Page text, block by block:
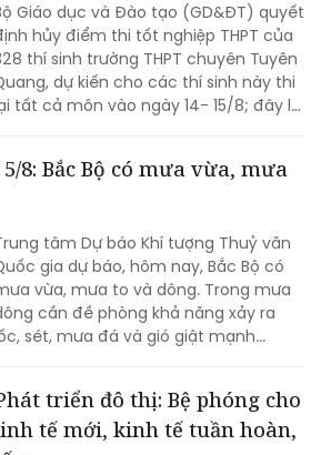
Giáo dục và Đào tạo (GD&ĐT) quyết
hủy điểm thi tốt nghiệp THPT của
thí sinh trường THPT chuyên Tuyên
dự kiến cho các thí sinh này thi
tất cả môn vào ngày 14- 15/8; đây là
Đại diện Bộ Công an thông tin liên
8: Bắc Bộ có mưa vừa, mưa
tâm Dự báo Khí tượng Thuỷ văn
gia dự báo, hôm nay, Bắc Bộ có
vừa, mưa to và dông. Trong mưa
cần đề phòng khả năng xảy ra
sét, mưa đá và gió giật mạnh...
triển đô thị: Bệ phóng cho
tế mới, kinh tế tuần hoàn,